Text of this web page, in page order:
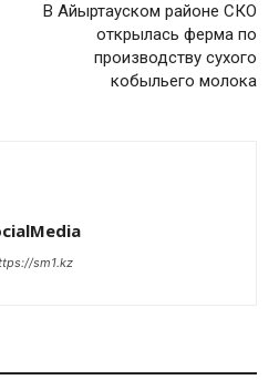
В Айыртауском районе СКО
открылась ферма по
производству сухого
кобыльего молока
sm1.kz